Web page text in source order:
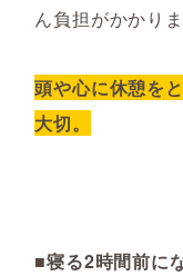
ん負担がかかりま
頭や心に休憩を
大切。
■寝る2時間前に